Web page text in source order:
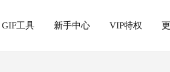
GIF工具 新手中心 VIP特权